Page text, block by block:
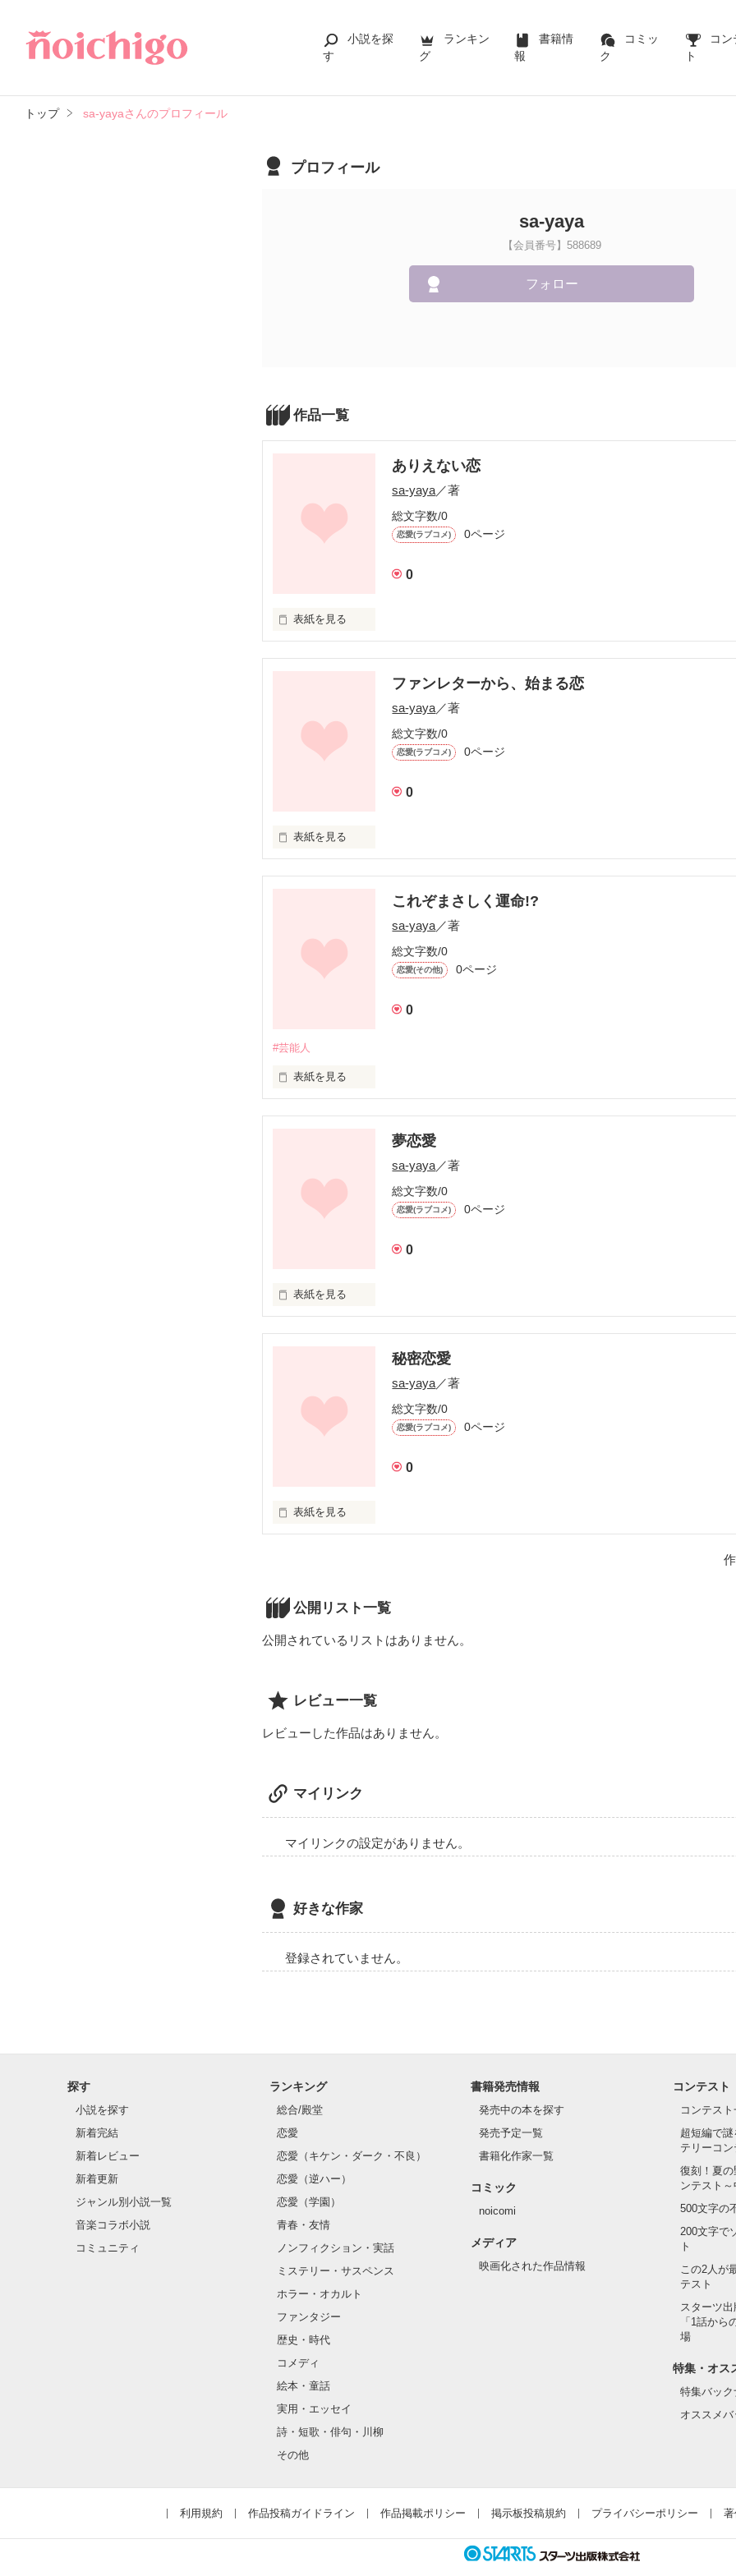
小説を探
す
ランキン
グ
書籍情
報
コミッ
ク
コン
ト
トップ sa-yayaさんのプロフィール
プロフィール
sa-yaya
【会員番号】588689
フォロー
作品一覧
ありえない恋
sa-yaya／著
総文字数/0
恋愛(ラブコメ) 0ページ
0
表紙を見る
ファンレターから、始まる恋
sa-yaya／著
総文字数/0
恋愛(ラブコメ) 0ページ
0
表紙を見る
なんと、送ってみたら…
ファンレターからの…
これぞまさしく運命!?
sa-yaya／著
総文字数/0
恋愛(その他) 0ページ
0
#芸能人
表紙を見る
夢恋愛
sa-yaya／著
総文字数/0
恋愛(ラブコメ) 0ページ
0
表紙を見る
秘密恋愛
sa-yaya／著
総文字数/0
恋愛(ラブコメ) 0ページ
0
表紙を見る
桐山涼介
ｷﾘﾔﾏﾘｮｳｽｹ
高２
初です！
公開リスト一覧
公開されているリストはありません。
レビュー一覧
レビューした作品はありません。
マイリンク
マイリンクの設定がありません。
好きな作家
登録されていません。
探す
小説を探す
新着完結
新着レビュー
新着更新
ジャンル別小説一覧
音楽コラボ小説
コミュニティ
ランキング
総合/殿堂
恋愛
恋愛（キケン・ダーク・不良）
恋愛（逆ハー）
恋愛（学園）
青春・友情
ノンフィクション・実話
ミステリー・サスペンス
ホラー・オカルト
ファンタジー
歴史・時代
コメディ
絵本・童話
実用・エッセイ
詩・短歌・俳句・川柳
その他
書籍発売情報
発売中の本を探す
発売予定一覧
書籍化作家一覧
コミック
noicomi
メディア
映画化された作品情報
コンテスト
コンテスト
超短編で
テリーコン
復刻！夏
ンテスト
500文字の
200文字で
ト
この2人が
テスト
スターツ
「1話から
場
特集・オス
特集バック
オススメ
利用規約 作品投稿ガイドライン 作品掲載ポリシー 掲示板投稿規約 プライバシーポリシー